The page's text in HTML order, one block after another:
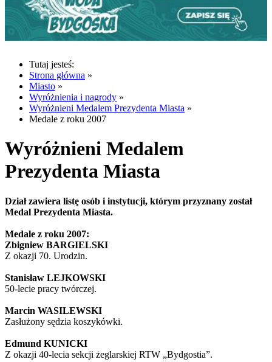
Tutaj jesteś:
Strona główna »
Miasto »
Wyróżnienia i nagrody »
Wyróżnieni Medalem Prezydenta Miasta »
Medale z roku 2007
Wyróżnieni Medalem
Prezydenta Miasta
Dział zawiera listę osób i instytucji, którym przyznany został
Medal Prezydenta Miasta.
Medale z roku 2007:
Zbigniew BARGIELSKI
Z okazji 70. Urodzin.
Stanisław LEJKOWSKI
50-lecie pracy twórczej.
Marcin WASILEWSKI
Zasłużony sędzia koszykówki.
Edmund KUNICKI
Z okazji 40-lecia sekcji żeglarskiej RTW „Bydgostia”.